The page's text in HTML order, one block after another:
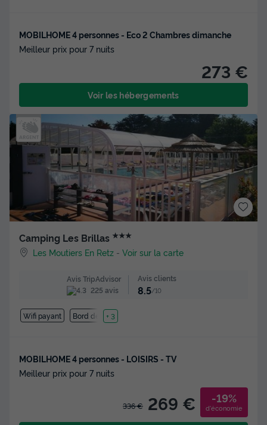
MOBILHOME 4 personnes - Eco 2 Chambres dimanche
Meilleur prix pour 7 nuits
273 €
Voir les hébergements
Camping Les Brillas ★★★
Les Moutiers En Retz -Voir sur la carte
Avis TripAdvisor
225 avis
Avis clients
8.5/10
Wifi payant Bord de mer
+ 3
MOBILHOME 4 personnes - LOISIRS - TV
Meilleur prix pour 7 nuits
336 € 269 € -19%
d'économie